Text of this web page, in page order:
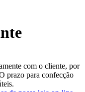
com o cliente, por
prazo para confecção